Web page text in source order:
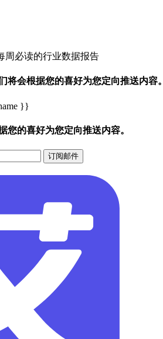
周必读的行业数据报告
将会根据您的喜好为您定向推送内容。
}}
您的喜好为您定向推送内容。
订阅邮件